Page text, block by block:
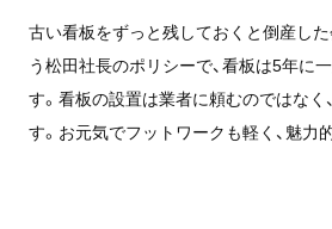
古い看板をずっと残しておくと倒産し
う松田社長のポリシーで、看板は5年に
す。看板の設置は業者に頼むのではなく
す。お元気でフットワークも軽く、魅力